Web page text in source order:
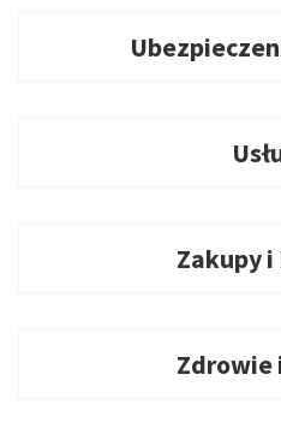
Zakupy
Zdrowie